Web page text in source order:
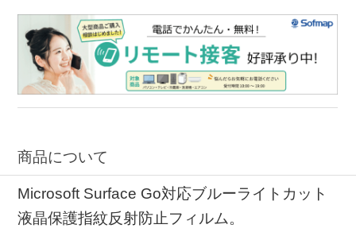
商品について
Microsoft Surface Go対応ブルーライトカット
液晶保護指紋反射防止フィルム。